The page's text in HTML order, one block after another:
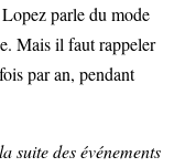
parle du mode
Mais il faut rappeler
par an, pendant
suite des événements